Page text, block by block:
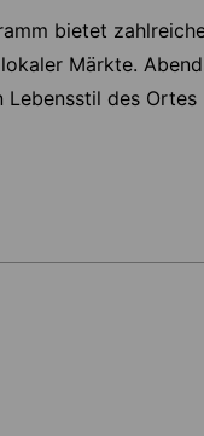
bietet
Märkte.
des Ortes